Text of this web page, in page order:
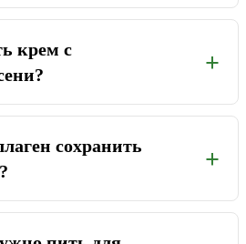
крем с
сохранить